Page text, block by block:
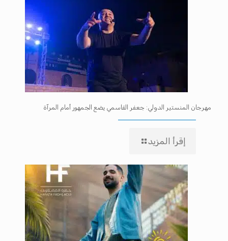
مهرجان المنستير الدولي: جعفر القاسمي يضع الجمهور أمام المرآة
إقرأ المزيد